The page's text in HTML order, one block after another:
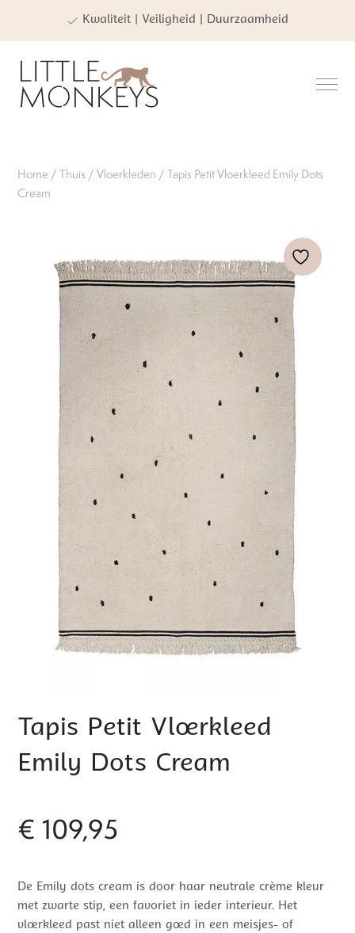
Kwaliteit | Veiligheid | Duurzaamheid
Home /Thuis /Vloerkleden / Tapis Petit Vloerkleed Emily Dots
Cream
Tapis Petit Vloerkleed
Emily Dots Cream
€ 109,95
De Emily dots cream is door haar neutrale crème kleur
met zwarte stip, een favoriet in ieder interieur. Het
vloerkleed past niet alleen goed in een meisjes- of